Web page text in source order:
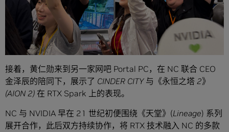
接着，黄仁勋来到另一家网吧 Portal PC，在 NC 联合 CEO
金泽辰的陪同下，展示了 CINDER CITY与 《永恒之塔 2》
(AION 2) 在 RTX Spark 上的表现。
NC 与 NVIDIA 早在 21 世纪初便围绕 《天堂》 (Lineage) 系列
展开合作，此后双方持续协作，将 RTX 技术融入 NC 的多款